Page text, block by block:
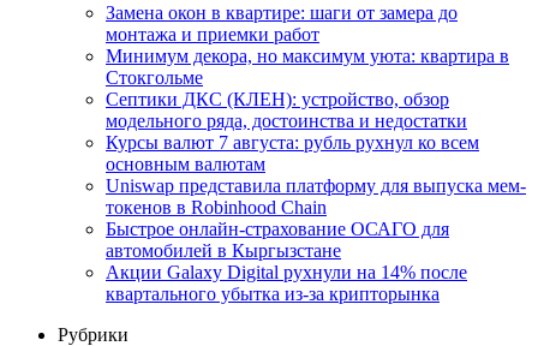
Замена окон в квартире: шаги от замера до
монтажа и приемки работ
Минимум декора, но максимум уюта: квартира в
Стокгольме
Септики ДКС (КЛЕН): устройство, обзор
модельного ряда, достоинства и недостатки
Курсы валют 7 августа: рубль рухнул ко всем
основным валютам
Uniswap представила платформу для выпуска мем-
токенов в Robinhood Chain
Быстрое онлайн-страхование ОСАГО для
автомобилей в Кыргызстане
Акции Galaxy Digital рухнули на 14% после
квартального убытка из-за крипторынка
Рубрики